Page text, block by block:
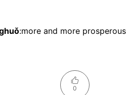
:more and more prosperous
0